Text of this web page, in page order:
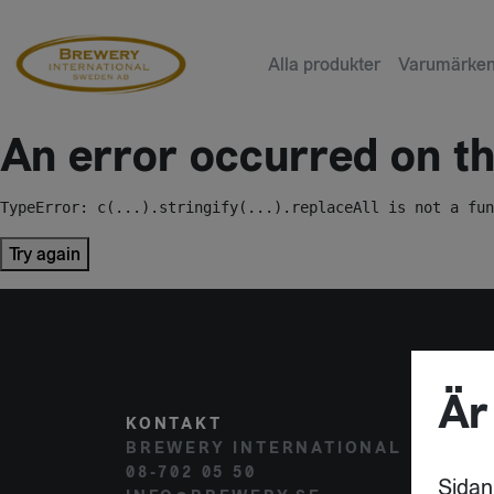
Alla produkter Varumärken
An error occurred on
TypeError: c(...).stringify(...).replaceAll is not a
Try again
KONTAKT
BREWERY INTERNATIONAL
08-702 05 50
120